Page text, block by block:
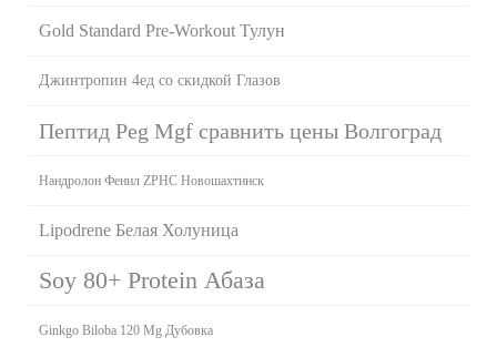
Gold Standard Pre-Workout Тулун
Джинтропин 4ед со скидкой Глазов
Пептид Peg Mgf сравнить цены Волгоград
Нандролон Фенил ZPHC Новошахтинск
Lipodrene Белая Холуница
Soy 80+ Protein Абаза
Ginkgo Biloba 120 Mg Дубовка